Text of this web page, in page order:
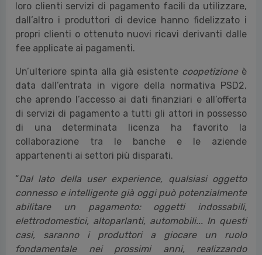
loro clienti servizi di pagamento facili da utilizzare,
dall’altro i produttori di device hanno fidelizzato i
propri clienti o ottenuto nuovi ricavi derivanti dalle
fee applicate ai pagamenti.
Un’ulteriore spinta alla già esistente coopetizioneè
data dall’entrata in vigore della normativa PSD2,
che aprendo l’accesso ai dati finanziari e all’offerta
di servizi di pagamento a tutti gli attori in possesso
di una determinata licenza ha favorito la
collaborazione tra le banche e le aziende
appartenenti ai settori più disparati.
“Dal lato della user experience, qualsiasi oggetto
connesso e intelligente già oggi può potenzialmente
abilitare un pagamento: oggetti indossabili,
elettrodomestici, altoparlanti, automobili... In questi
casi, saranno i produttori a giocare un ruolo
fondamentale nei prossimi anni, realizzando